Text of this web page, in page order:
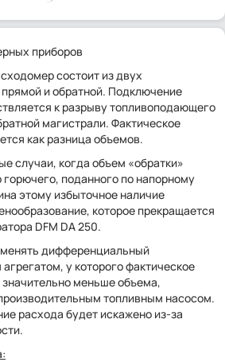
приборов
состоит из двух
и обратной. Подключение
к разрыву топливоподающего
магистрали. Фактическое
как разница объемов.
случаи, когда объем «обратки»
поданного по напорному
этому избыточное наличие
которое прекращается
DFM DA 250.
дифференциальный
у которого фактическое
меньше объема,
топливным насосом.
расхода будет искажено из-за